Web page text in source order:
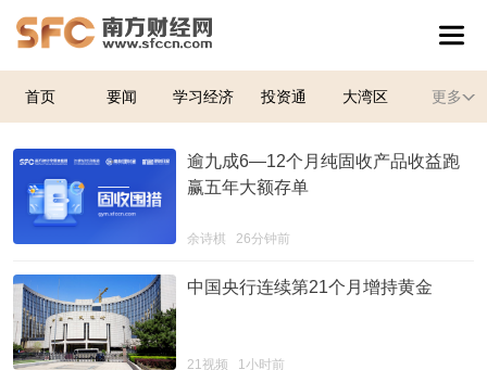
首页 要闻 学习经济 投资通 大湾区 更多
逾九成6—12个月纯固收产品收益跑
赢五年大额存单
余诗棋 26分钟前
中国央行连续第21个月增持黄金
21视频 1小时前